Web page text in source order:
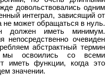
довольствовались одним
интеграл, зависящий от
не может обращаться в нуль.
должен иметь минимум.
непосредственно очевиден
абстрактный термин
освоились со всеми
иметь функции, когда это
значении.